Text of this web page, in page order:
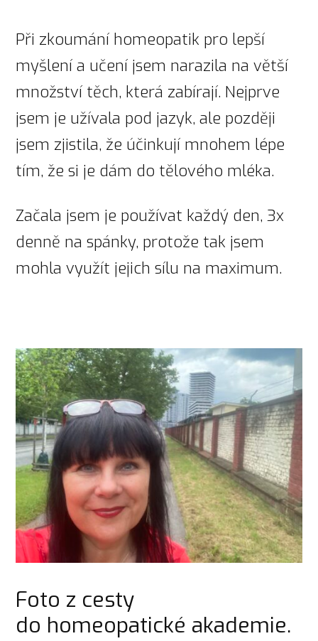
Při zkoumání homeopatik pro lepší
myšlení a učení jsem narazila na větší
množství těch, která zabírají. Nejprve
jsem je užívala pod jazyk, ale později
jsem zjistila, že účinkují mnohem lépe
tím, že si je dám do tělového mléka.
Začala jsem je používat každý den, 3x
denně na spánky, protože tak jsem
mohla využít jejich sílu na maximum.
Foto z cesty
do homeopatické akademie.